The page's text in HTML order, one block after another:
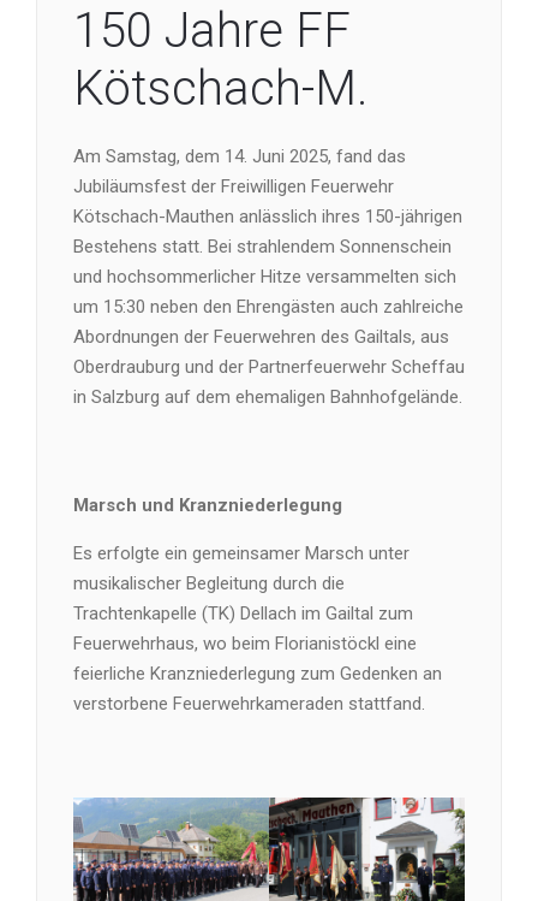
150 Jahre FF
Kötschach-M.
Am Samstag, dem 14. Juni 2025, fand das
Jubiläumsfest der Freiwilligen Feuerwehr
Kötschach-Mauthen anlässlich ihres 150-jährigen
Bestehens statt. Bei strahlendem Sonnenschein
und hochsommerlicher Hitze versammelten sich
um 15:30 neben den Ehrengästen auch zahlreiche
Abordnungen der Feuerwehren des Gailtals, aus
Oberdrauburg und der Partnerfeuerwehr Scheffau
in Salzburg auf dem ehemaligen Bahnhofgelände.
Marsch und Kranzniederlegung
Es erfolgte ein gemeinsamer Marsch unter
musikalischer Begleitung durch die
Trachtenkapelle (TK) Dellach im Gailtal zum
Feuerwehrhaus, wo beim Florianistöckl eine
feierliche Kranzniederlegung zum Gedenken an
verstorbene Feuerwehrkameraden stattfand.